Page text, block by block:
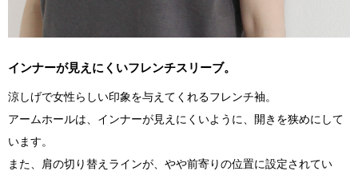
インナーが見えにくいフレンチスリーブ。
涼しげで女性らしい印象を与えてくれるフレンチ袖。
アームホールは、インナーが見えにくいように、開きを狭めにして
います。
また、肩の切り替えラインが、やや前寄りの位置に設定されてい